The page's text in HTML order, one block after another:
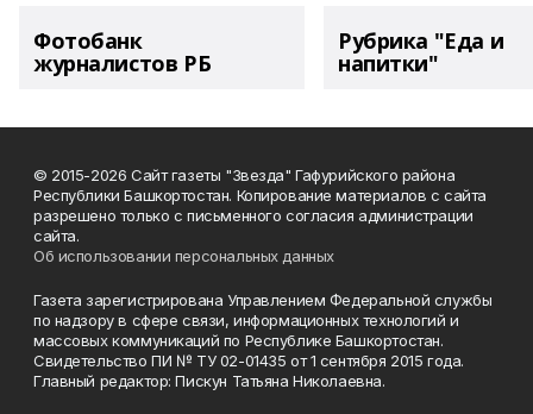
Фотобанк
журналистов РБ
Рубрика "Еда и
напитки"
© 2015-2026 Сайт газеты "Звезда" Гафурийского района
Республики Башкортостан. Копирование материалов с сайта
разрешено только с письменного согласия администрации
сайта.
Об использовании персональных данных
Газета зарегистрирована Управлением Федеральной службы
по надзору в сфере связи, информационных технологий и
массовых коммуникаций по Республике Башкортостан.
Свидетельство ПИ № ТУ 02-01435 от 1 сентября 2015 года.
Главный редактор: Пискун Татьяна Николаевна.